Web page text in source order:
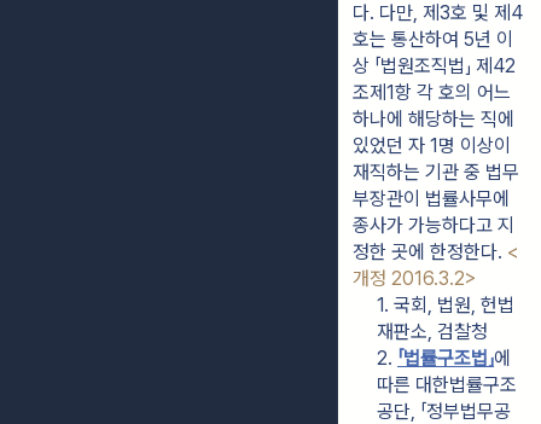
다. 다만, 제3호 및 제4
호는 통산하여 5년 이
상 「법원조직법」 제42
조제1항 각 호의 어느
하나에 해당하는 직에
있었던 자 1명 이상이
재직하는 기관 중 법무
부장관이 법률사무에
종사가 가능하다고 지
정한 곳에 한정한다. <
개정 2016.3.2>
1. 국회, 법원, 헌법
재판소, 검찰청
2. 「법률구조법」에
따른 대한법률구조
공단, 「정부법무공